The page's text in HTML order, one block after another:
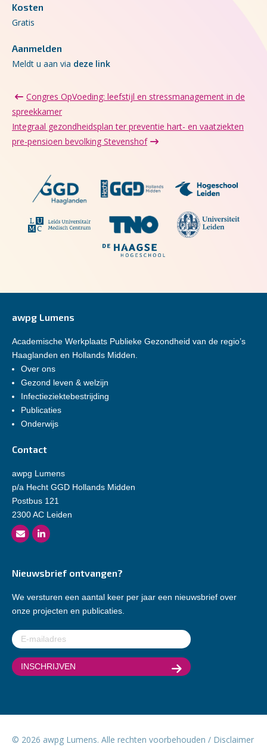
Kosten
Gratis
Aanmelden
Meldt u aan via deze link
Congres OpVoeding: leefstijl en stressmanagement in de
spreekkamer
Integraal gezondheidsplan ter preventie hart- en vaatziekten
pre-pensioen bevolking Stevenshof
awpg Lumens
Academische Werkplaats Publieke Gezondheid van de regio’s
Haaglanden en Hollands Midden.
Over ons
Gezond leven & welzijn
Infectieziektebestrijding
Publicaties
Onderwijs
Contact
awpg Lumens
p/a Hecht GGD Hollands Midden
Postbus 121
2300 AC Leiden
Nieuwsbrief ontvangen?
We versturen een aantal keer per jaar een nieuwsbrief over
onze projecten en publicaties.
E-
mailadres(Vereist)
© 2026 awpg Lumens. Alle rechten voorbehouden / Disclaimer